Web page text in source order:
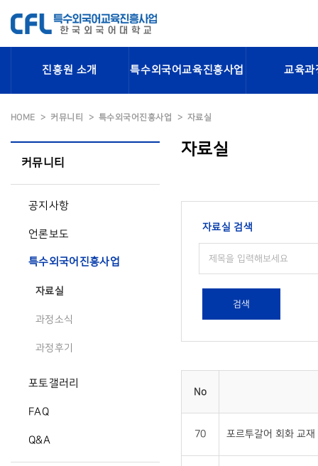
진흥원 소개 특수외국어교육진흥사업 교육과
HOME 커뮤니티 특수외국어진흥사업 자료실
커뮤니티
공지사항
언론보도
특수외국어진흥사업
자료실
과정소식
과정후기
포토갤러리
FAQ
Q&A
자료실
자료실 검색
검색
No
70 포르투갈어 회화 교재